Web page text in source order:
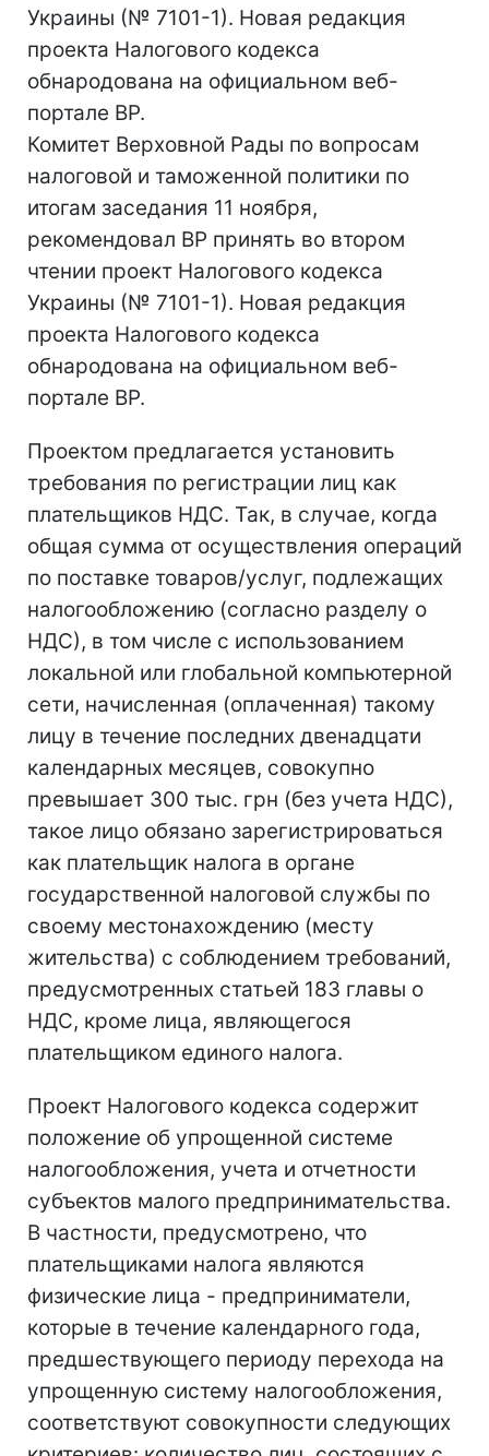
Украины (№ 7101-1). Новая редакция
проекта Налогового кодекса
обнародована на официальном веб-
портале ВР.
Комитет Верховной Рады по вопросам
налоговой и таможенной политики по
итогам заседания 11 ноября,
рекомендовал ВР принять во втором
чтении проект Налогового кодекса
Украины (№ 7101-1). Новая редакция
проекта Налогового кодекса
обнародована на официальном веб-
портале ВР.
Проектом предлагается установить
требования по регистрации лиц как
плательщиков НДС. Так, в случае, когда
общая сумма от осуществления операций
по поставке товаров/услуг, подлежащих
налогообложению (согласно разделу о
НДС), в том числе с использованием
локальной или глобальной компьютерной
сети, начисленная (оплаченная) такому
лицу в течение последних двенадцати
календарных месяцев, совокупно
превышает 300 тыс. грн (без учета НДС),
такое лицо обязано зарегистрироваться
как плательщик налога в органе
государственной налоговой службы по
своему местонахождению (месту
жительства) с соблюдением требований,
предусмотренных статьей 183 главы о
НДС, кроме лица, являющегося
плательщиком единого налога.
Проект Налогового кодекса содержит
положение об упрощенной системе
налогообложения, учета и отчетности
субъектов малого предпринимательства.
В частности, предусмотрено, что
плательщиками налога являются
физические лица - предприниматели,
которые в течение календарного года,
предшествующего периоду перехода на
упрощенную систему налогообложения,
соответствуют совокупности следующих